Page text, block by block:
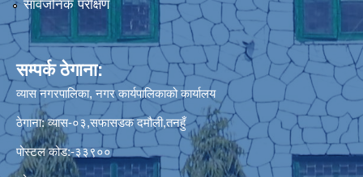
सार्वजनिक परीक्षण
सम्पर्क ठेगाना:
व्यास नगरपालिका, नगर कार्यपालिकाको कार्यालय
ठेगाना: व्यास-०३,सफासडक दमौली,तनहुँ
पोस्टल कोड:-३३९००